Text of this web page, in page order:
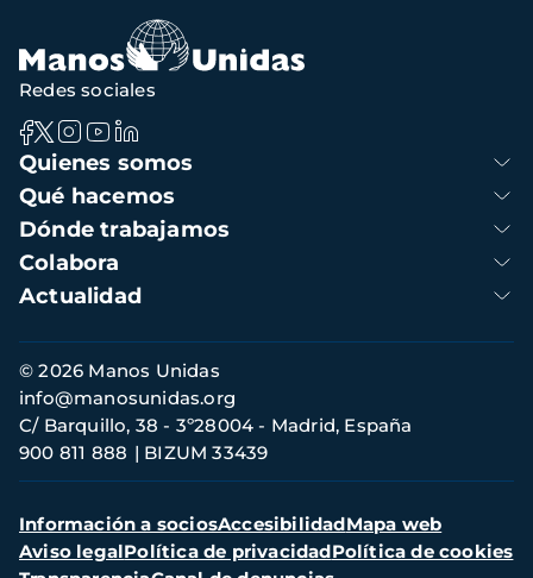
Navegación
principal
Quienes somos
Qué hacemos
Dónde trabajamos
Colabora
Actualidad
Redes sociales
Información
de
contacto
© 2026 Manos Unidas
C/ Barquillo, 38 - 3º28004 - Madrid, España
900 811 888
BIZUM 33439
info@manosunidas.org
Menú
secundario
Información a sociosAccesibilidadMapa web
Aviso legalPolítica de privacidadPolítica de cookies